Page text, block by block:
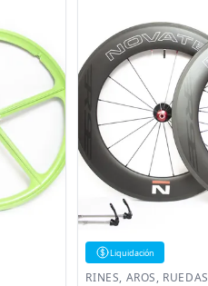
Liquidación
RINES, AROS, RUEDAS